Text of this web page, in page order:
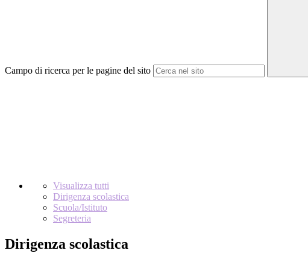
Campo di ricerca per le pagine del sito
Visualizza tutti
Dirigenza scolastica
Scuola/Istituto
Segreteria
Dirigenza scolastica